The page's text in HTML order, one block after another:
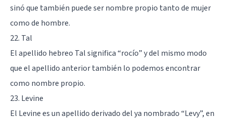
sinó que también puede ser nombre propio tanto de mujer
como de hombre.
22. Tal
El apellido hebreo Tal significa “rocío” y del mismo modo
que el apellido anterior también lo podemos encontrar
como nombre propio.
23. Levine
El Levine es un apellido derivado del ya nombrado “Levy”, en